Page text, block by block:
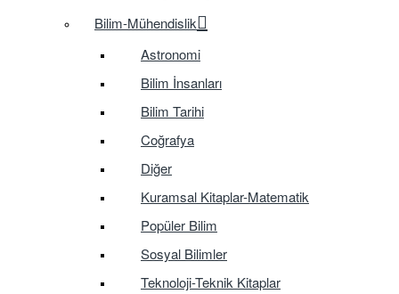
Bilim-Mühendislik
Astronomi
Bilim İnsanları
Bilim Tarihi
Coğrafya
Diğer
Kuramsal Kitaplar-Matematik
Popüler Bilim
Sosyal Bilimler
Teknoloji-Teknik Kitaplar